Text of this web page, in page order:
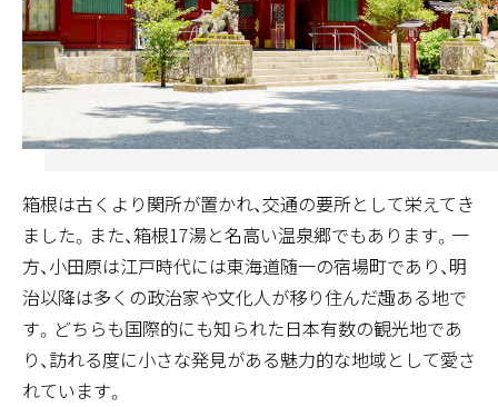
箱根は古くより関所が置かれ、交通の要所として栄えてき
ました。また、箱根17湯と名高い温泉郷でもあります。一
方、小田原は江戸時代には東海道随一の宿場町であり、明
治以降は多くの政治家や文化人が移り住んだ趣ある地で
す。どちらも国際的にも知られた日本有数の観光地であ
り、訪れる度に小さな発見がある魅力的な地域として愛さ
れています。